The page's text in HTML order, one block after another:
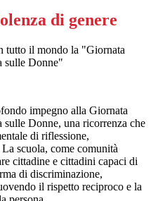
di genere
tutto il mondo la "Giornata
sulle Donne"
impegno alla Giornata
Donne, una ricorrenza che
di riflessione,
scuola, come comunità
cittadine e cittadini capaci di
di discriminazione,
il rispetto reciproco e la